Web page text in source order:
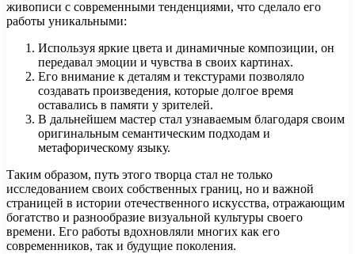
живописи с современными тенденциями, что сделало его
работы уникальными:
Используя яркие цвета и динамичные композиции, он
передавал эмоции и чувства в своих картинах.
Его внимание к деталям и текстурами позволяло
создавать произведения, которые долгое время
оставались в памяти у зрителей.
В дальнейшем мастер стал узнаваемым благодаря своим
оригинальным семантическим подходам и
метафорическому языку.
Таким образом, путь этого творца стал не только
исследованием своих собственных границ, но и важной
страницей в истории отечественного искусства, отражающим
богатство и разнообразие визуальной культуры своего
времени. Его работы вдохновляли многих как его
современников, так и будущие поколения.